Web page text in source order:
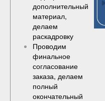
дополнительный
материал,
делаем
раскадровку
Проводим
финальное
согласование
заказа, делаем
полный
окончательный